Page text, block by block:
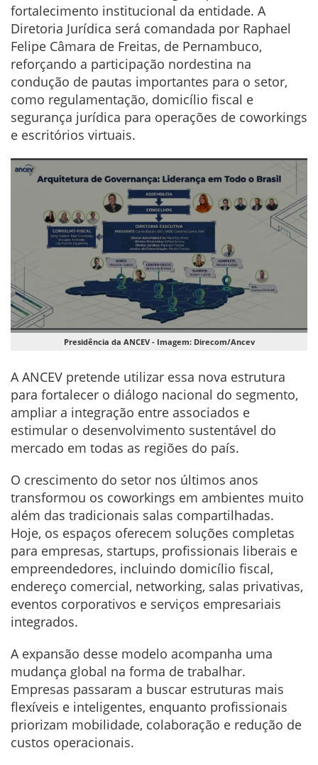
fortalecimento institucional da entidade. A
Diretoria Jurídica será comandada por Raphael
Felipe Câmara de Freitas, de Pernambuco,
reforçando a participação nordestina na
condução de pautas importantes para o setor,
como regulamentação, domicílio fiscal e
segurança jurídica para operações de coworkings
e escritórios virtuais.
Presidência da ANCEV - Imagem: Direcom/Ancev
A ANCEV pretende utilizar essa nova estrutura
para fortalecer o diálogo nacional do segmento,
ampliar a integração entre associados e
estimular o desenvolvimento sustentável do
mercado em todas as regiões do país.
O crescimento do setor nos últimos anos
transformou os coworkings em ambientes muito
além das tradicionais salas compartilhadas.
Hoje, os espaços oferecem soluções completas
para empresas, startups, profissionais liberais e
empreendedores, incluindo domicílio fiscal,
endereço comercial, networking, salas privativas,
eventos corporativos e serviços empresariais
integrados.
A expansão desse modelo acompanha uma
mudança global na forma de trabalhar.
Empresas passaram a buscar estruturas mais
flexíveis e inteligentes, enquanto profissionais
priorizam mobilidade, colaboração e redução de
custos operacionais.